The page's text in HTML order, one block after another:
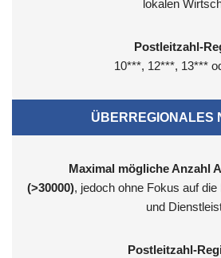
lokalen
Postleitzahl-
10***, 12***, 13***
ÜBERREGIONALES
Maximal mögliche Anzahl
(>30000), jedoch ohne Fokus auf
und
Postleitzahl-